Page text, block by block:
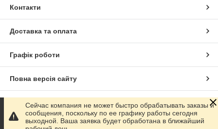
Контакти
Доставка та оплата
Графік роботи
Повна версія сайту
Сайт створено на маркетплейсі Prom.ua
Політика конфіденційності
Сейчас компания не может быстро обрабатывать заказы и
сообщения, поскольку по ее графику работы сегодня
выходной. Ваша заявка будет обработана в ближайший